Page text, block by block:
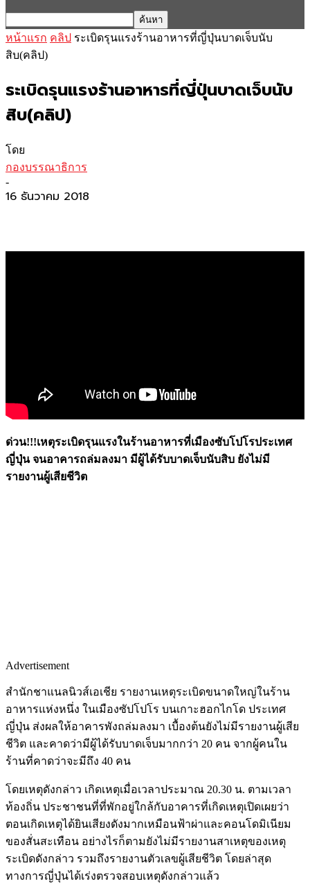
หน้าแรก คลิป ระเบิดรุนแรงร้านอาหารที่ญี่ปุ่นบาดเจ็บนับ
สิบ(คลิป)
ระเบิดรุนแรงร้านอาหารที่ญี่ปุ่นบาดเจ็บนับ
สิบ(คลิป)
โดย
กองบรรณาธิการ
-
16 ธันวาคม 2018
ด่วน!!!เหตุระเบิดรุนแรงในร้านอาหารที่เมืองซับโปโรประเทศ
ญี่ปุ่น จนอาคารถล่มลงมา มีผู้ได้รับบาดเจ็บนับสิบ ยังไม่มี
รายงานผู้เสียชีวิต
Advertisement
สำนักชาแนลนิวส์เอเชีย รายงานเหตุระเบิดขนาดใหญ่ในร้าน
อาหารแห่งหนึ่ง ในเมืองซัปโปโร บนเกาะฮอกไกโด ประเทศ
ญี่ปุ่น ส่งผลให้อาคารพังถล่มลงมา เบื้องต้นยังไม่มีรายงานผู้เสีย
ชีวิต และคาดว่ามีผู้ได้รับบาดเจ็บมากกว่า 20 คน จากผู้คนใน
ร้านที่คาดว่าจะมีถึง 40 คน
โดยเหตุดังกล่าว เกิดเหตุเมื่อเวลาประมาณ 20.30 น. ตามเวลา
ท้องถิ่น ประชาชนที่ที่พักอยู่ใกล้กับอาคารที่เกิดเหตุเปิดเผยว่า
ตอนเกิดเหตุได้ยินเสียงดังมากเหมือนฟ้าผ่าและคอนโดมิเนียม
ของสั่นสะเทือน อย่างไรก็ตามยังไม่มีรายงานสาเหตุของเหตุ
ระเบิดดังกล่าว รวมถึงรายงานตัวเลขผู้เสียชีวิต โดยล่าสุด
ทางการญี่ปุ่นได้เร่งตรวจสอบเหตุดังกล่าวแล้ว